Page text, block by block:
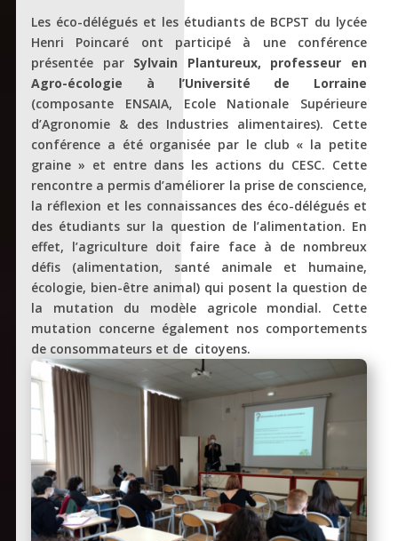
Les éco-délégués et les étudiants de BCPST du lycée
Henri Poincaré ont participé à une conférence
présentée par Sylvain Plantureux, professeur en
Agro-écologie à l’Université de Lorraine
(composante ENSAIA, Ecole Nationale Supérieure
d’Agronomie & des Industries alimentaires). Cette
conférence a été organisée par le club « la petite
graine » et entre dans les actions du CESC. Cette
rencontre a permis d’améliorer la prise de conscience,
la réflexion et les connaissances des éco-délégués et
des étudiants sur la question de l’alimentation. En
effet, l’agriculture doit faire face à de nombreux
défis (alimentation, santé animale et humaine,
écologie, bien-être animal) qui posent la question de
la mutation du modèle agricole mondial. Cette
mutation concerne également nos comportements
de consommateurs et de citoyens.